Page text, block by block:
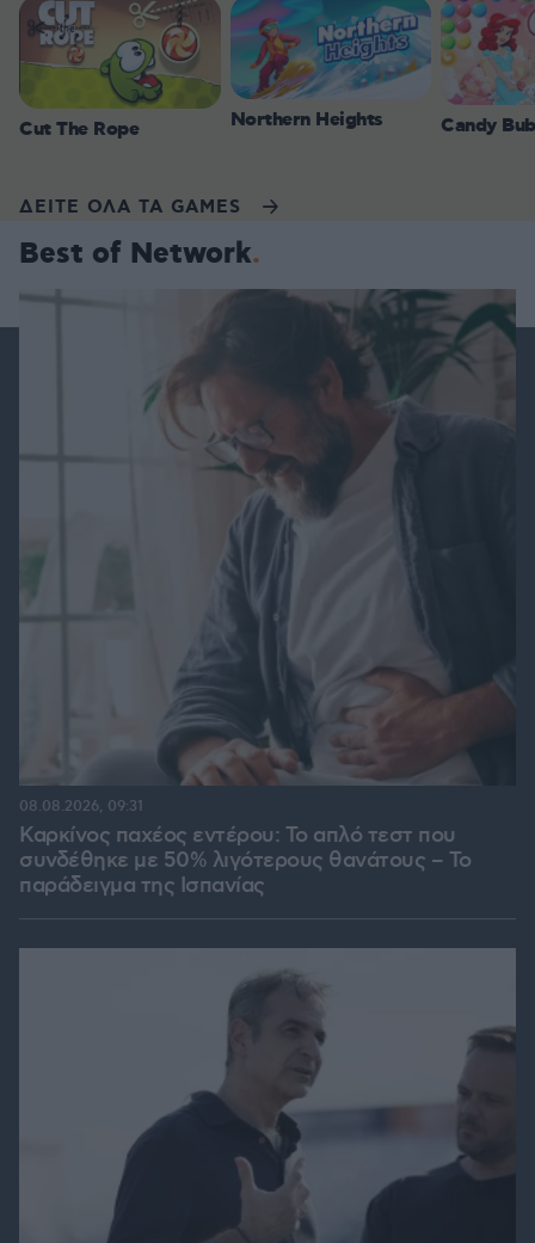
Cut The Rope Northern Heights Candy
ΔΕΙΤΕ ΟΛΑ ΤΑ GAMES
Best of Network
Καρκίνος παχέος εντέρου: Το απλό τεστ που
συνδέθηκε με 50% λιγότερους θανάτους – Το
παράδειγμα της Ισπανίας
08.08.2026, 09:31